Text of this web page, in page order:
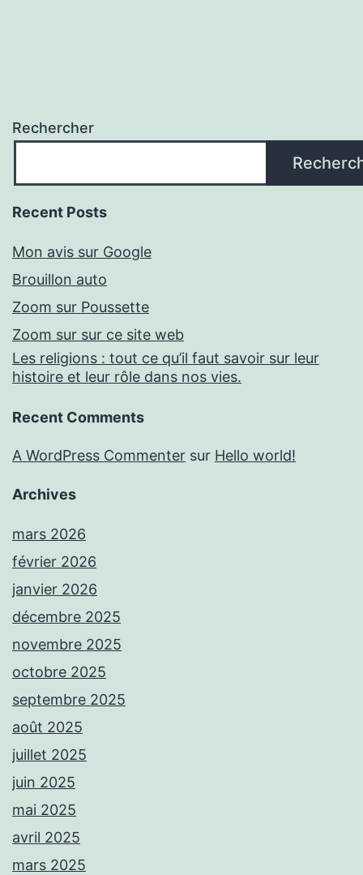
Rechercher
Recent Posts
Mon avis sur Google
Brouillon auto
Zoom sur Poussette
Zoom sur sur ce site web
Les religions : tout ce qu’il faut savoir sur leur
histoire et leur rôle dans nos vies.
Recent Comments
A WordPress Commenter sur Hello world!
Archives
mars 2026
février 2026
janvier 2026
décembre 2025
novembre 2025
octobre 2025
septembre 2025
août 2025
juillet 2025
juin 2025
mai 2025
avril 2025
mars 2025